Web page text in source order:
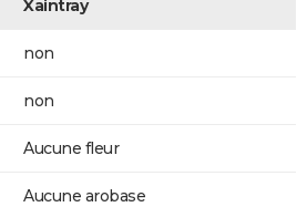
Xaintray
non
non
Aucune fleur
Aucune arobase